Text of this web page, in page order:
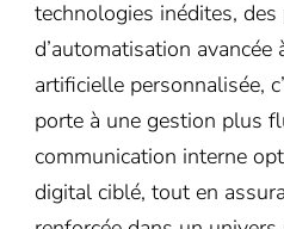
technologies inédites,
d’automatisation avancée
artificielle personnalisée,
porte à une gestion plus
communication interne
digital ciblé, tout en